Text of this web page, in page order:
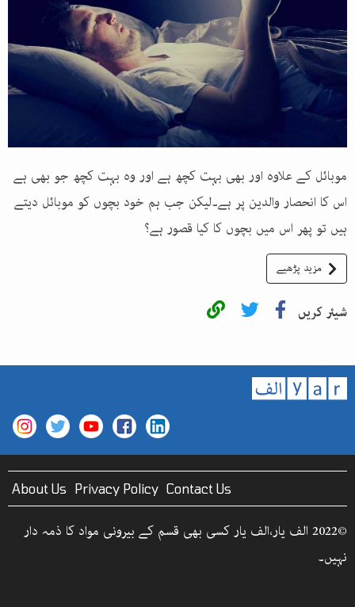
موبائل کے علاوہ اور بھی بہت کچھ ہے اور وہ بہت کچھ جو بھی ہے
اس کا انحصار والدین پر ہے۔لیکن جب ہم خود بچوں کو موبائل دیتے
ہیں تو پھر اس میں بچوں کا کیا قصور ہے؟
مزید پڑھیے
شیئر کریں
About Us Privacy Policy Contact Us
©2022 الف یار،الف یار کسی بھی قسم کے بیرونی مواد کا ذمہ دار
نہیں۔